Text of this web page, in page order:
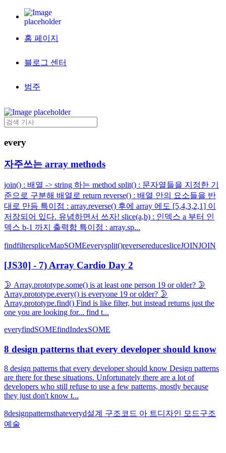
홈 페이지
블로그 센터
범주
every
자주쓰는 array methods
join() : 배열 -> string 하는 method split() : 문자열들을 지정한 기
준으로 구분해 배열로 return reverse() : 배열 안의 요소들을 반
대로 만듬 특이점 : array.reverse() 후에 array 에도 [5,4,3,2,1] 이
저장되어 있다. 유념하면서 쓰자! slice(a,b) : 인덱스 a 부터 인
덱스 b-1 까지 출력함 특이점 : array.sp...
findfilterspliceMapSOMEeverysplit()reversereducesliceJOINJOIN
[JS30] - 7) Array Cardio Day 2
🌛 Array.prototype.some() is at least one person 19 or older? 🌛
Array.prototype.every() is everyone 19 or older? 🌛
Array.prototype.find() Find is like filter, but instead returns just the
one you are looking for... find t...
everyfindSOMEfindIndexSOME
8 design patterns that every developer should know
8 design patterns that every developer should know Design patterns
are there for these situations. Unfortunately there are a lot of
developers who still refuse to use a few patterns, mostly because
they just don't know t...
8designpatternsthateveryd설계 구조코드 아 트디자인 모드구조
예술